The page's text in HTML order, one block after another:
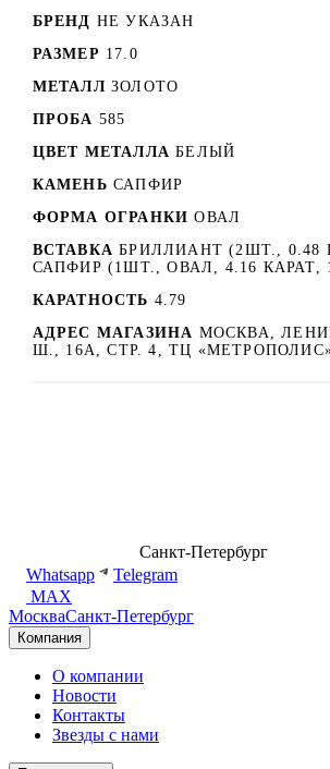
БРЕНД НЕ УКАЗАН
РАЗМЕР 17.0
МЕТАЛЛ ЗОЛОТО
ПРОБА 585
ЦВЕТ МЕТАЛЛА БЕЛЫЙ
КАМЕНЬ САПФИР
ФОРМА ОГРАНКИ ОВАЛ
ВСТАВКА БРИЛЛИАНТ (2ШТ., 0.48
САПФИР (1ШТ., ОВАЛ, 4.16 КАРАТ,
КАРАТНОСТЬ 4.79
АДРЕС МАГАЗИНА МОСКВА,
Ш., 16А, СТР. 4, ТЦ
Санкт-Петербург
Whatsapp
Telegram
MAX
МоскваСанкт-Петербург
Компания
О компании
Новости
Контакты
Звезды с нами